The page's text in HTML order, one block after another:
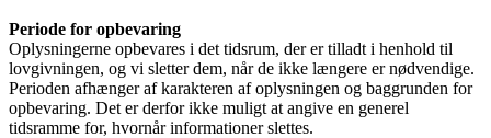
Periode for opbevaring
Oplysningerne opbevares i det tidsrum, der er tilladt i henhold til
lovgivningen, og vi sletter dem, når de ikke længere er nødvendige.
Perioden afhænger af karakteren af oplysningen og baggrunden for
opbevaring. Det er derfor ikke muligt at angive en generel
tidsramme for, hvornår informationer slettes.